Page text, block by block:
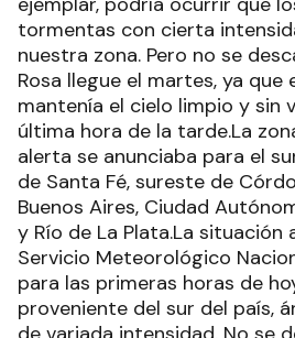
tormentas con cierta
nuestra zona. Pero no se
Rosa llegue el martes, ya que
mantenía el cielo limpio y sin
última hora de la tarde.La
alerta se anunciaba para el
de Santa Fé, sureste de
Buenos Aires, Ciudad
y Río de La Plata.La situación
Servicio Meteorológico
para las primeras horas de
proveniente del sur del país,